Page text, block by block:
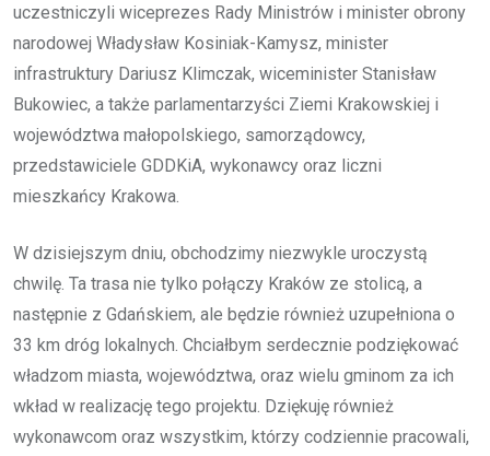
uczestniczyli wiceprezes Rady Ministrów i minister obrony
narodowej Władysław Kosiniak-Kamysz, minister
infrastruktury Dariusz Klimczak, wiceminister Stanisław
Bukowiec, a także parlamentarzyści Ziemi Krakowskiej i
województwa małopolskiego, samorządowcy,
przedstawiciele GDDKiA, wykonawcy oraz liczni
mieszkańcy Krakowa.
W dzisiejszym dniu, obchodzimy niezwykle uroczystą
chwilę. Ta trasa nie tylko połączy Kraków ze stolicą, a
następnie z Gdańskiem, ale będzie również uzupełniona o
33 km dróg lokalnych. Chciałbym serdecznie podziękować
władzom miasta, województwa, oraz wielu gminom za ich
wkład w realizację tego projektu. Dziękuję również
wykonawcom oraz wszystkim, którzy codziennie pracowali,